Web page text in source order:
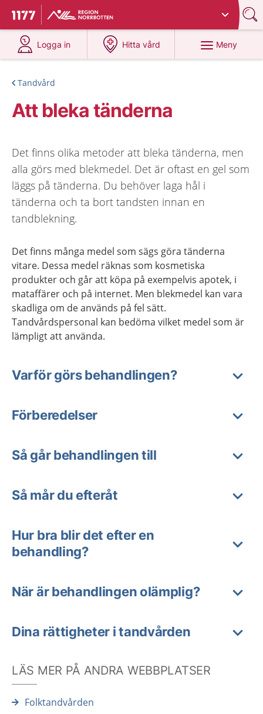
Till startsidan för 1177
Du har valt region
Logga in
på 1177.se
Hitta vård
på 1177.se
Meny
Tandvård
Att bleka tänderna
Det finns olika metoder att bleka tänderna, men
alla görs med blekmedel. Det är oftast en gel som
läggs på tänderna. Du behöver laga hål i
tänderna och ta bort tandsten innan en
tandblekning.
Det finns många medel som sägs göra tänderna
vitare. Dessa medel räknas som kosmetiska
produkter och går att köpa på exempelvis apotek, i
mataffärer och på internet. Men blekmedel kan vara
skadliga om de används på fel sätt.
Tandvårdspersonal kan bedöma vilket medel som är
lämpligt att använda.
Varför görs behandlingen?
Förberedelser
Så går behandlingen till
Så mår du efteråt
Hur bra blir det efter en
behandling?
När är behandlingen olämplig?
Dina rättigheter i tandvården
LÄS MER PÅ ANDRA WEBBPLATSER
Folktandvården